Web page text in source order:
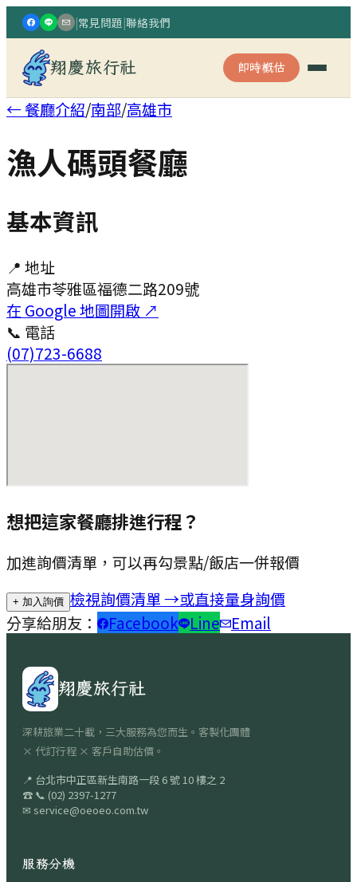
|常見問題|聯絡我們
翔慶旅行社 即時概估
← 餐廳介紹/南部/高雄市
漁人碼頭餐廳
基本資訊
📍 地址
高雄市苓雅區福德二路209號
在 Google 地圖開啟 ↗
📞 電話
(07)723-6688
想把這家餐廳排進行程？
加進詢價清單，可以再勾景點/飯店一併報價
+ 加入詢價 檢視詢價清單 →或直接量身詢價
分享給朋友：
Facebook Line Email
翔慶旅行社
深耕旅業二十載，三大服務為您而生。客製化團體
× 代訂行程 × 客戶自助估價。
📍 台北市中正區新生南路一段 6 號 10 樓之 2
☎ 📞 (02) 2397-1277
✉ service@oeoeo.com.tw
服務分機